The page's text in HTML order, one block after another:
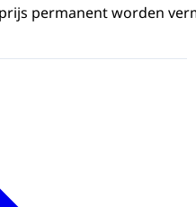
permanent worden